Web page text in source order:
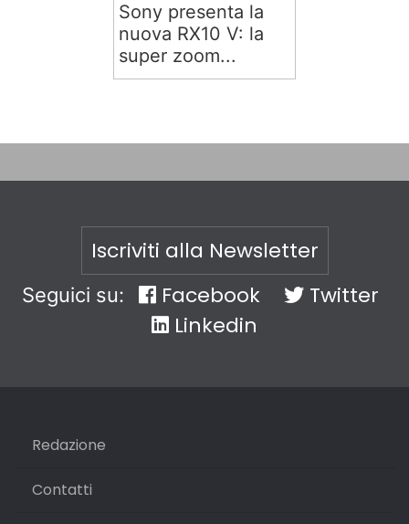
Sony presenta la
nuova RX10 V: la
super zoom...
Iscriviti alla Newsletter
Seguici su: Facebook
Twitter
Linkedin
Redazione
Contatti